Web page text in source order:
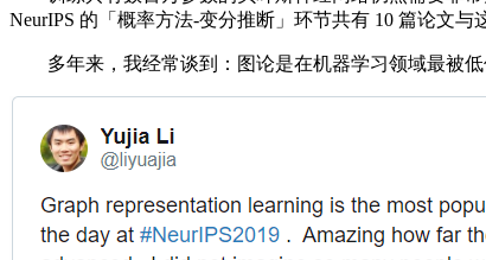
NeurIPS 的「概率方法-变分推断」环节共有 10 篇论文与
多年来，我经常谈到：图论是在机器学习领域最被低